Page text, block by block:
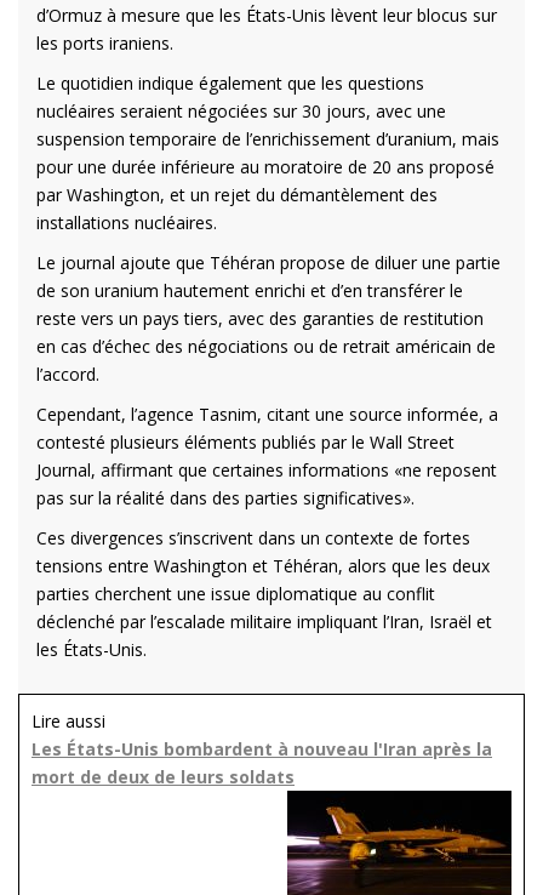
d’Ormuz à mesure que les États-Unis lèvent leur blocus sur
les ports iraniens.
Le quotidien indique également que les questions
nucléaires seraient négociées sur 30 jours, avec une
suspension temporaire de l’enrichissement d’uranium, mais
pour une durée inférieure au moratoire de 20 ans proposé
par Washington, et un rejet du démantèlement des
installations nucléaires.
Le journal ajoute que Téhéran propose de diluer une partie
de son uranium hautement enrichi et d’en transférer le
reste vers un pays tiers, avec des garanties de restitution
en cas d’échec des négociations ou de retrait américain de
l’accord.
Cependant, l’agence Tasnim, citant une source informée, a
contesté plusieurs éléments publiés par le Wall Street
Journal, affirmant que certaines informations «ne reposent
pas sur la réalité dans des parties significatives».
Ces divergences s’inscrivent dans un contexte de fortes
tensions entre Washington et Téhéran, alors que les deux
parties cherchent une issue diplomatique au conflit
déclenché par l’escalade militaire impliquant l’Iran, Israël et
les États-Unis.
Lire aussi
Les États-Unis bombardent à nouveau l'Iran après la
mort de deux de leurs soldats